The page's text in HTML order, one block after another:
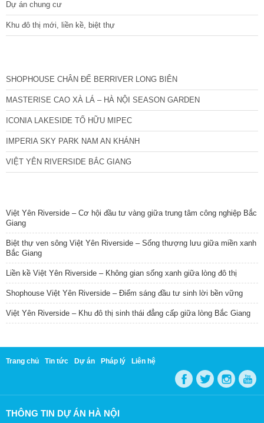
Dự án chung cư
Khu đô thị mới, liền kề, biệt thự
SHOPHOUSE CHÂN ĐẾ BERRIVER LONG BIÊN
MASTERISE CAO XÀ LÁ – HÀ NỘI SEASON GARDEN
ICONIA LAKESIDE TỐ HỮU MIPEC
IMPERIA SKY PARK NAM AN KHÁNH
VIỆT YÊN RIVERSIDE BẮC GIANG
Việt Yên Riverside – Cơ hội đầu tư vàng giữa trung tâm công nghiệp Bắc
Giang
Biệt thự ven sông Việt Yên Riverside – Sống thượng lưu giữa miền xanh
Bắc Giang
Liền kề Việt Yên Riverside – Không gian sống xanh giữa lòng đô thị
Shophouse Việt Yên Riverside – Điểm sáng đầu tư sinh lời bền vững
Việt Yên Riverside – Khu đô thị sinh thái đẳng cấp giữa lòng Bắc Giang
Trang chủ Tin tức Dự án Pháp lý Liên hệ
THÔNG TIN DỰ ÁN HÀ NỘI